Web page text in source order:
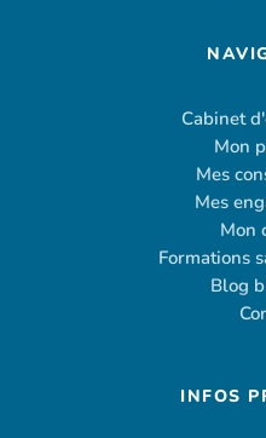
Cabinet
Mon
Mes
Mes
Mon
Formations
Blog
INFOS